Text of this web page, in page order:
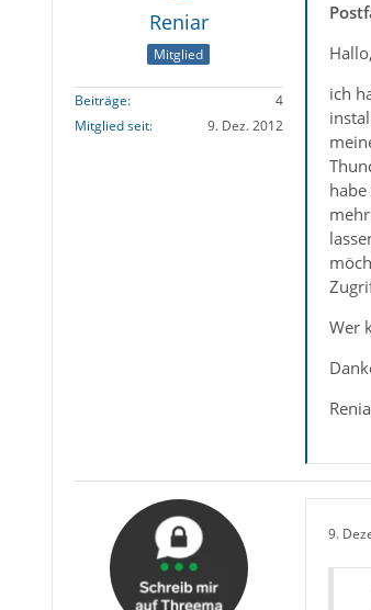
Reniar
Mitglied
Beiträge
4
Mitglied seit
9. Dez. 2012
Hallo,
ich
Wer
9.